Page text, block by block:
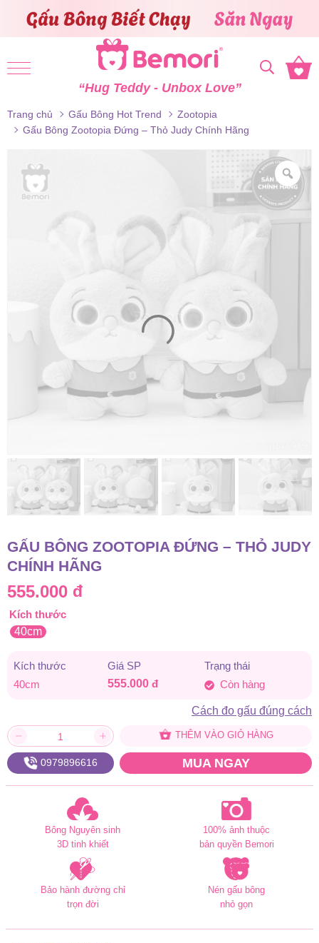
Skip to content
“Hug Teddy - Unbox Love”
Trang chủ Gấu Bông Hot Trend
Zootopia
Gấu Bông Zootopia Đứng – Thỏ Judy Chính Hãng
GẤU BÔNG ZOOTOPIA ĐỨNG – THỎ JUDY
CHÍNH HÃNG
555.000 đ
Kích thước
40cm
Kích thước Giá SP
Trạng thái
40cm
555.000 đ Còn hàng
Cách đo gấu đúng cách
THÊM VÀO GIỎ HÀNG
0979896616 MUA NGAY
Bông Nguyên sinh
3D tinh khiết
100% ảnh thuộc
bản quyền Bemori
Bảo hành đường chỉ
trọn đời
Nén gấu bông
nhỏ gọn